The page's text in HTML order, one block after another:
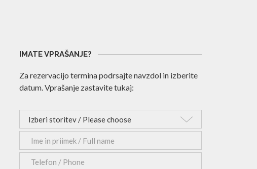
IMATE VPRAŠANJE?
Za rezervacijo termina podrsajte navzdol in izberite
datum. Vprašanje zastavite tukaj: